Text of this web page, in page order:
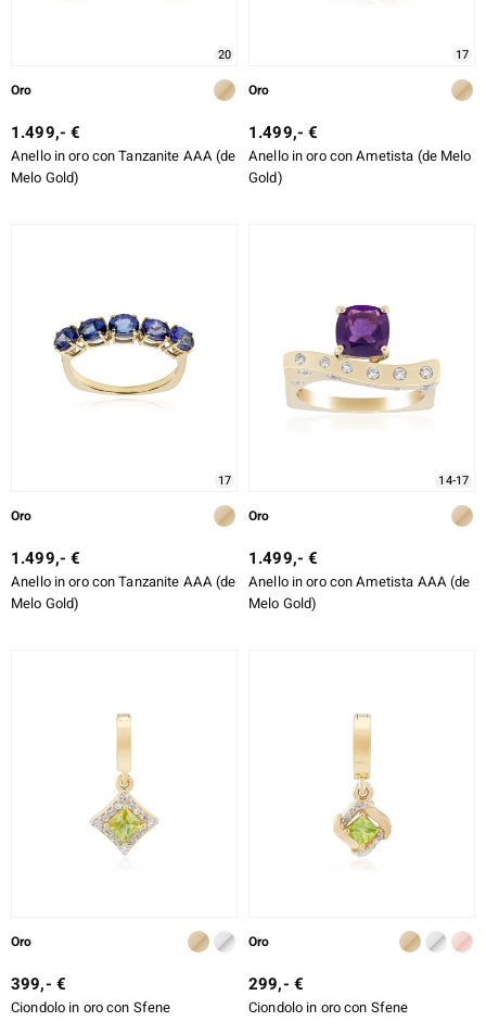
20
Oro
1.499,- €
Anello in oro con Tanzanite AAA (de
Melo Gold)
17
Oro
1.499,- €
Anello in oro con Ametista (de Melo
Gold)
17
Oro
1.499,- €
Anello in oro con Tanzanite AAA (de
Melo Gold)
14-17
Oro
1.499,- €
Anello in oro con Ametista AAA (de
Melo Gold)
Oro
399,- €
Ciondolo in oro con Sfene
Oro
299,- €
Ciondolo in oro con Sfene